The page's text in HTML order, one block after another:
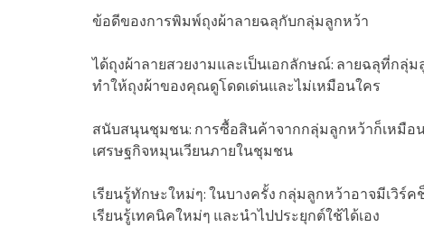
ข้อดีของการพิมพ์ถุงผ้าลายฉลุกับกลุ่มลูกหว้า
ได้ถุงผ้าลายสวยงามและเป็นเอกลักษณ์: ลายฉลุที่กลุ่
ทำให้ถุงผ้าของคุณดูโดดเด่นและไม่เหมือนใคร
สนับสนุนชุมชน: การซื้อสินค้าจากกลุ่มลูกหว้าก็เหมื
เศรษฐกิจหมุนเวียนภายในชุมชน
เรียนรู้ทักษะใหม่ๆ: ในบางครั้ง กลุ่มลูกหว้าอาจมีเวิ
เรียนรู้เทคนิคใหม่ๆ และนำไปประยุกต์ใช้ได้เอง